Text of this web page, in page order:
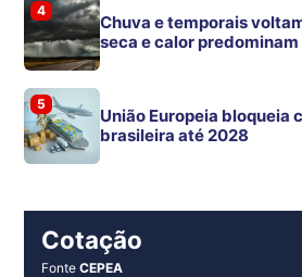
4
Chuva e temporais
seca e calor
5
União Europeia bloqueia
brasileira até 2028
Cotação
FonteCEPEA